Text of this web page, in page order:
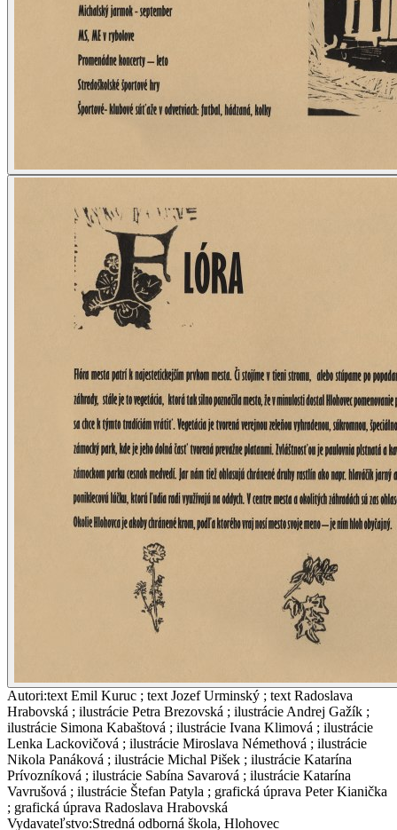
Autori:text Emil Kuruc ; text Jozef Urminský ; text Radoslava
Hrabovská ; ilustrácie Petra Brezovská ; ilustrácie Andrej Gažík ;
ilustrácie Simona Kabaštová ; ilustrácie Ivana Klimová ; ilustrácie
Lenka Lackovičová ; ilustrácie Miroslava Némethová ; ilustrácie
Nikola Panáková ; ilustrácie Michal Pišek ; ilustrácie Katarína
Prívozníková ; ilustrácie Sabína Savarová ; ilustrácie Katarína
Vavrušová ; ilustrácie Štefan Patyla ; grafická úprava Peter Kianička
; grafická úprava Radoslava Hrabovská
Vydavateľstvo:Stredná odborná škola, Hlohovec